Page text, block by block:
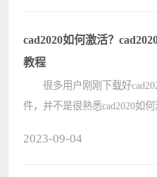
用户快来看看吧。 一、虚
ping 虚????
cad2020如何激活？
教程
很多用户刚刚下载好
件，并不是很熟悉cad2020如何
2023-09-04